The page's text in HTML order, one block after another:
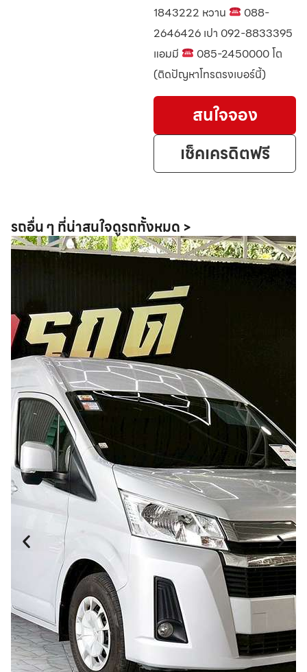
1843222 หวาน
088-
2646426 เปา 092-8833395
แอมมี
085-2450000 โต
(ติดปัญหาโทรตรงเบอร์นี้)
สนใจจอง
เช็คเครดิตฟรี
รถอื่น ๆ ที่น่าสนใจดูรถทั้งหมด >